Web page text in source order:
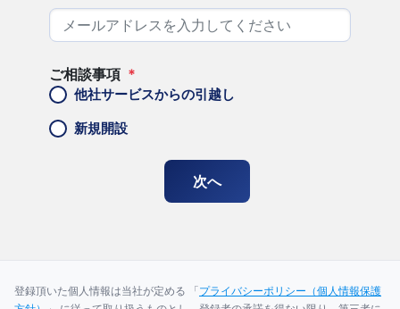
ご相談事項 *
他社サービスからの引越し
新規開設
登録頂いた個人情報は当社が定める 「プライバシーポリシー（個人情報保護